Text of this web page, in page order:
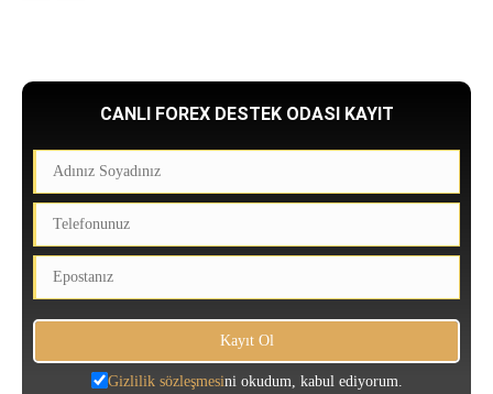
CANLI FOREX DESTEK ODASI KAYIT
Gizlilik sözleşmesini okudum, kabul ediyorum.